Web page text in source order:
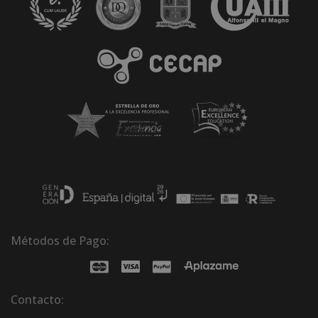
Métodos de Pago:
Contacto: